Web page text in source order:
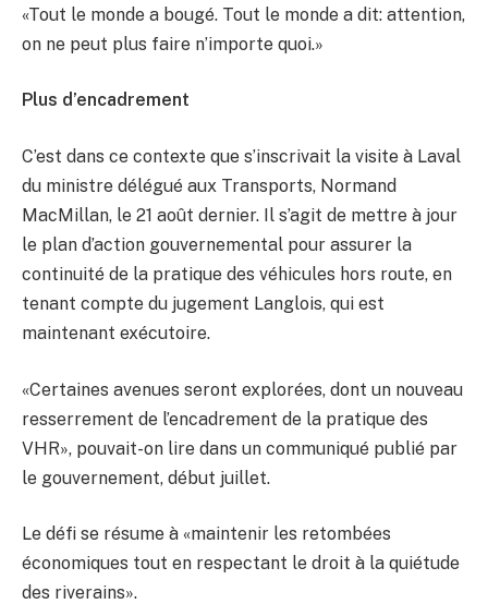
«Tout le monde a bougé. Tout le monde a dit: attention,
on ne peut plus faire n’importe quoi.»
Plus d’encadrement
C’est dans ce contexte que s’inscrivait la visite à Laval
du ministre délégué aux Transports, Normand
MacMillan, le 21 août dernier. Il s’agit de mettre à jour
le plan d’action gouvernemental pour assurer la
continuité de la pratique des véhicules hors route, en
tenant compte du jugement Langlois, qui est
maintenant exécutoire.
«Certaines avenues seront explorées, dont un nouveau
resserrement de l’encadrement de la pratique des
VHR», pouvait-on lire dans un communiqué publié par
le gouvernement, début juillet.
Le défi se résume à «maintenir les retombées
économiques tout en respectant le droit à la quiétude
des riverains».